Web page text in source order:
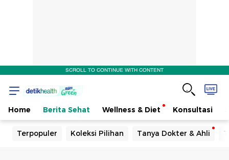
SCROLL TO CONTINUE WITH CONTENT
Home Berita Sehat Wellness & Diet Konsultasi
Terpopuler Koleksi Pilihan Tanya Dokter & Ahli